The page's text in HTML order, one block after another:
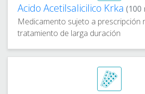
Acido Acetilsalicilico Krka (100
Medicamento sujeto a prescripción
tratamiento de larga duración